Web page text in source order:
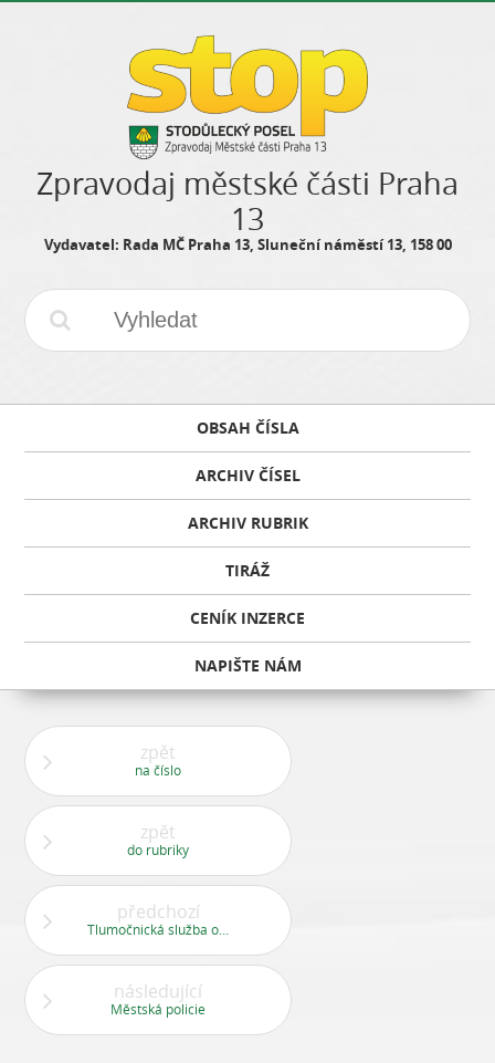
Zpravodaj městské části Praha
13
Vydavatel: Rada MČ Praha 13, Sluneční náměstí 13, 158 00
OBSAH ČÍSLA
ARCHIV ČÍSEL
ARCHIV RUBRIK
TIRÁŽ
CENÍK INZERCE
NAPIŠTE NÁM
zpět
na číslo
zpět
do rubriky
předchozí
následující
Městská policie